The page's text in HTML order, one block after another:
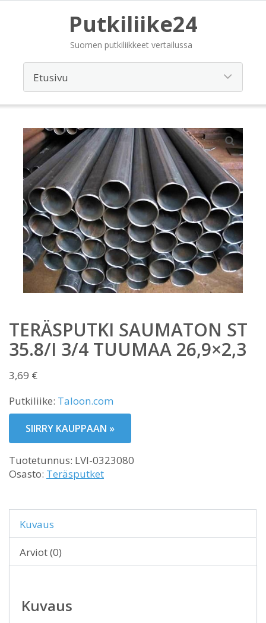
Putkiliike24
Suomen putkiliikkeet vertailussa
TERÄSPUTKI SAUMATON ST
35.8/I 3/4 TUUMAA 26,9×2,3
3,69 €
Putkiliike: Taloon.com
SIIRRY KAUPPAAN »
Tuotetunnus: LVI-0323080
Osasto: Teräsputket
Kuvaus
Arviot (0)
Kuvaus